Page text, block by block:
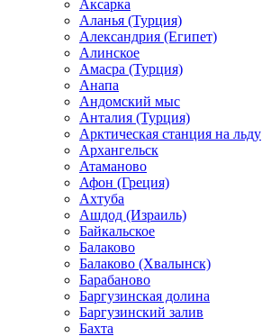
Аксарка
Аланья (Турция)
Александрия (Египет)
Алинское
Амасра (Турция)
Анапа
Андомский мыс
Анталия (Турция)
Арктическая станция на льду
Архангельск
Атаманово
Афон (Греция)
Ахтуба
Ашдод (Израиль)
Байкальское
Балаково
Балаково (Хвалынск)
Барабаново
Баргузинская долина
Баргузинский залив
Бахта